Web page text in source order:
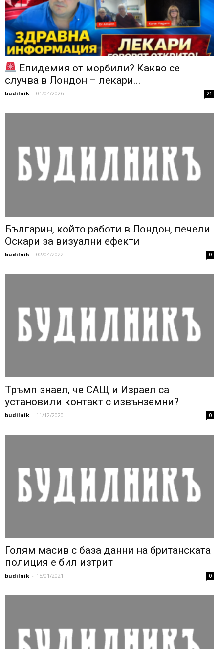
Епидемия от морбили? Какво се
случва в Лондон – лекари...
budilnik - 01/04/2026 21
Българин, който работи в Лондон, печели
Оскари за визуални ефекти
budilnik - 02/04/2022 0
Тръмп знаел, че САЩ и Израел са
установили контакт с извънземни?
budilnik - 11/12/2020 0
Голям масив с база данни на британската
полиция е бил изтрит
budilnik - 15/01/2021 0